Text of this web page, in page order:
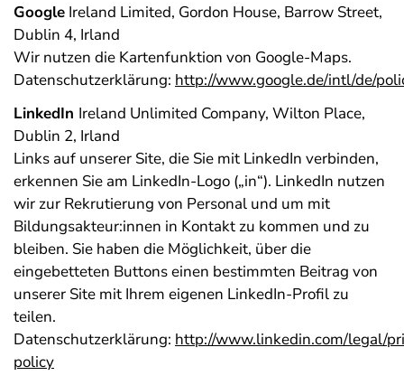
Google Ireland Limited, Gordon House, Barrow Street,
Dublin 4, Irland
Wir nutzen die Kartenfunktion von Google-Maps.
Datenschutzerklärung: http://www.google.de/intl/de/
LinkedIn Ireland Unlimited Company, Wilton Place,
Dublin 2, Irland
Links auf unserer Site, die Sie mit LinkedIn verbinden,
erkennen Sie am LinkedIn-Logo („in“). LinkedIn nutzen
wir zur Rekrutierung von Personal und um mit
Bildungsakteur:innen in Kontakt zu kommen und zu
bleiben. Sie haben die Möglichkeit, über die
eingebetteten Buttons einen bestimmten Beitrag von
unserer Site mit Ihrem eigenen LinkedIn-Profil zu
teilen.
Datenschutzerklärung: http://www.linkedin.com/legal/
policy